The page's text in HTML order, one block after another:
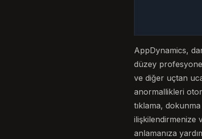
AppDynamics,
düzey
ve diğer uçtan
anormallikleri
tıklama,
ilişkilendirmenize
anlamanıza